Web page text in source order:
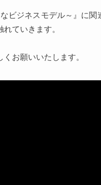
ビジネスモデル～』に
ていきます。
お願いいたします。